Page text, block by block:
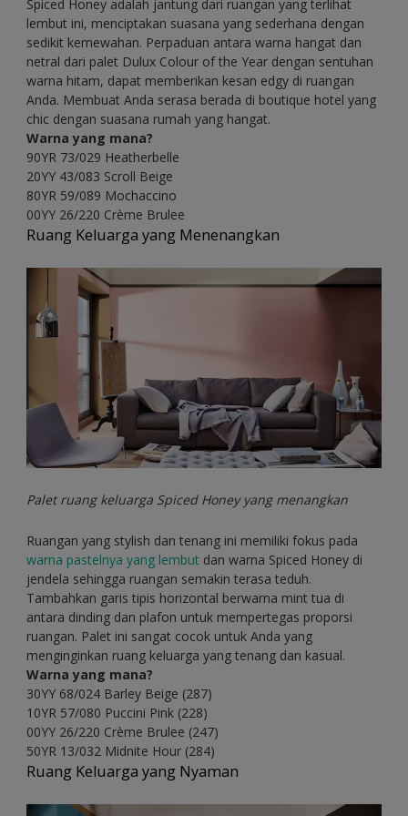
Spiced Honey adalah jantung dari ruangan yang terlihat
lembut ini, menciptakan suasana yang sederhana dengan
sedikit kemewahan. Perpaduan antara warna hangat dan
netral dari palet Dulux Colour of the Year dengan sentuhan
warna hitam, dapat memberikan kesan edgy di ruangan
Anda. Membuat Anda serasa berada di boutique hotel yang
chic dengan suasana rumah yang hangat.
Warna yang mana?
90YR 73/029 Heatherbelle
20YY 43/083 Scroll Beige
80YR 59/089 Mochaccino
00YY 26/220 Crème Brulee
Ruang Keluarga yang Menenangkan
Palet ruang keluarga Spiced Honey yang menangkan
Ruangan yang stylish dan tenang ini memiliki fokus pada
warna pastelnya yang lembut dan warna Spiced Honey di
jendela sehingga ruangan semakin terasa teduh.
Tambahkan garis tipis horizontal berwarna mint tua di
antara dinding dan plafon untuk mempertegas proporsi
ruangan. Palet ini sangat cocok untuk Anda yang
menginginkan ruang keluarga yang tenang dan kasual.
Warna yang mana?
30YY 68/024 Barley Beige (287)
10YR 57/080 Puccini Pink (228)
00YY 26/220 Crème Brulee (247)
50YR 13/032 Midnite Hour (284)
Ruang Keluarga yang Nyaman